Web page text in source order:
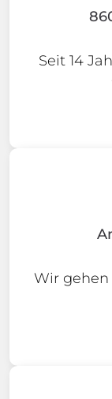
Seit 14
Wir